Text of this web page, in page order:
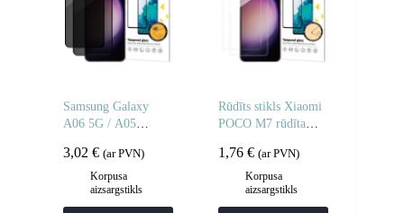
Samsung Galaxy
A06 5G / A05
stikls privātuma
aizsardzībai – 2 gab.
3,02 € (ar PVN)
Korpusa
aizsargstikls
Rūdīts stikls Xiaomi
POCO M7 rūdīta
2 gab.
1,76€ (ar PVN)
Korpusa
aizsargstikls